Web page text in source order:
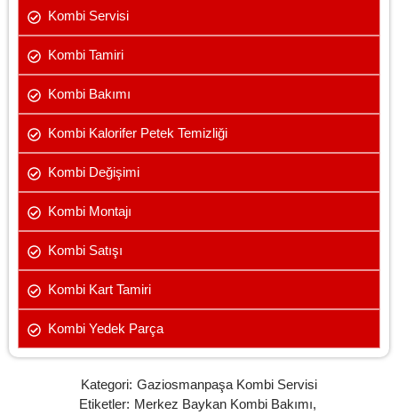
Kombi Servisi
Kombi Tamiri
Kombi Bakımı
Kombi Kalorifer Petek Temizliği
Kombi Değişimi
Kombi Montajı
Kombi Satışı
Kombi Kart Tamiri
Kombi Yedek Parça
Kategori: Gaziosmanpaşa Kombi Servisi
Etiketler: Merkez Baykan Kombi Bakımı,